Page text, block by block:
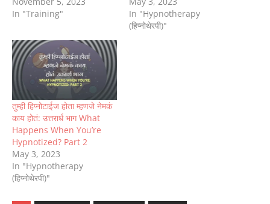
In "Training"
In "Hypnotherapy
(हिप्नोथेरपी)"
तुम्ही हिप्नोटाईज होता म्हणजे नेमकं
काय होतं: उत्तरार्ध भाग What
Happens When You’re
Hypnotized? Part 2
May 3, 2023
In "Hypnotherapy
(हिप्नोथेरपी)"